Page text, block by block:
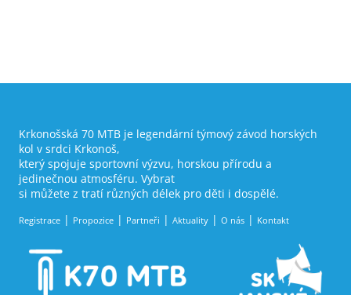
Krkonošská 70 MTB je legendární týmový závod horských
kol v srdci Krkonoš,
který spojuje sportovní výzvu, horskou přírodu a
jedinečnou atmosféru. Vybrat
si můžete z tratí různých délek pro děti i dospělé.
Registrace Propozice Partneři Aktuality O nás Kontakt